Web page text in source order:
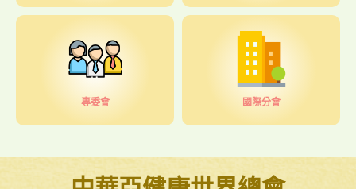
專委會 國際分會